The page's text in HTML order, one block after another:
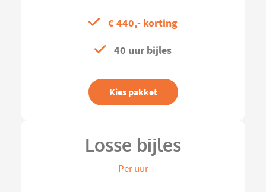
€ 440,- korting
40 uur bijles
Kies pakket
Losse bijles
Per uur